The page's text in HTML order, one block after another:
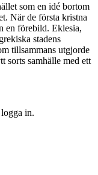
som en idé bortom
När de första kristna
en förebild. Eklesia,
stadens
tillsammans utgjorde
sorts samhälle med ett
in.